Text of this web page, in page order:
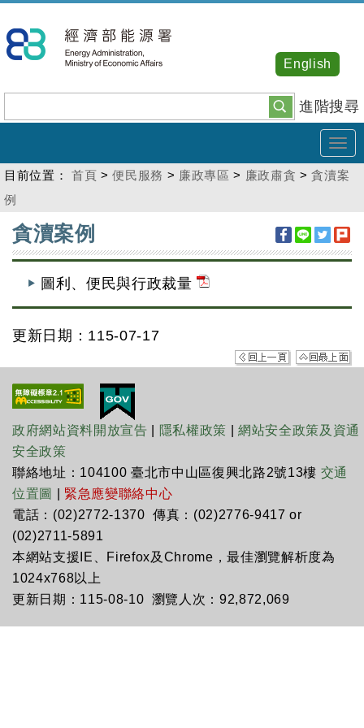
到
主
內
容
進階搜尋
English
目前位置： 首頁 >便民服務 > 廉政專區 > 廉政肅貪 >貪瀆案
例
:::
貪瀆案例
圖利、便民與行政裁量
更新日期：115-07-17
政府網站資料開放宣告 隱私權政策 |網站安全政策及資通
安全政策
聯絡地址：104100 臺北市中山區復興北路2號13樓 交通
位置圖
緊急應變聯絡中心
電話：(02)2772-1370 傳真：(02)2776-9417 or
(02)2711-5891
本網站支援IE、Firefox及Chrome，最佳瀏覽解析度為
1024x768以上
更新日期：115-08-10 瀏覽人次：92,872,069